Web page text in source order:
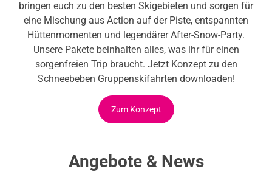
bringen euch zu den besten Skigebieten und sorgen für
eine Mischung aus Action auf der Piste, entspannten
Hüttenmomenten und legendärer After-Snow-Party.
Unsere Pakete beinhalten alles, was ihr für einen
sorgenfreien Trip braucht. Jetzt Konzept zu den
Schneebeben Gruppenskifahrten downloaden!
Zum Konzept
Angebote & News